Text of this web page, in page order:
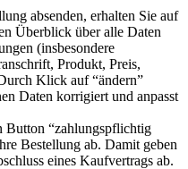
absenden, erhalten Sie auf
Überblick über alle Daten
(insbesondere
Produkt, Preis,
Klick auf “ändern”
Daten korrigiert und anpasst
“zahlungspflichtig
Bestellung ab. Damit geben
eines Kaufvertrags ab.